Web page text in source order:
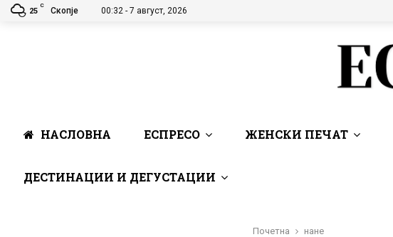
25
C
Скопје 00:32 - 7 август, 2026
НАСЛОВНА ЕСПРЕСО ЖЕНСКИ ПЕЧАТ
ДЕСТИНАЦИИ И ДЕГУСТАЦИИ
Почетна нане